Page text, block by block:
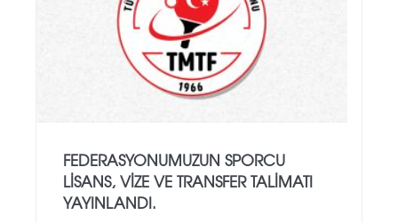
FEDERASYONUMUZUN SPORCU
LISANS, VIZE VE TRANSFER TALIMATI
YAYINLANDI.